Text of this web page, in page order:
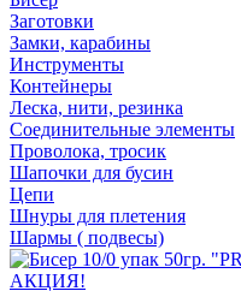
Заготовки
Замки, карабины
Инструменты
Контейнеры
Леска, нити, резинка
Соединительные элементы
Проволока, тросик
Шапочки для бусин
Цепи
Шнуры для плетения
Шармы ( подвесы)